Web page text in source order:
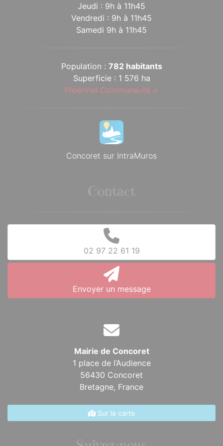
Jeudi : 9h à 11h45
Vendredi : 9h à 11h45
Samedi 9h à 11h45
Population : 782 habitants
Superficie : 1 576 ha
Ploërmel Communauté
Concoret sur IntraMuros
Contact
02 97 22 61 19
Envoyer un message
Mairie de Concoret
1 place de l’Audience
56430 Concoret
Bretagne, France
Sur la carte